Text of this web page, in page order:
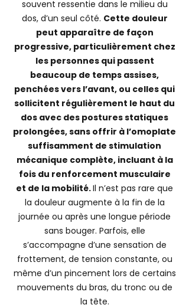
souvent ressentie dans le milieu du
dos, d’un seul côté. Cette douleur
peut apparaître de façon
progressive, particulièrement chez
les personnes qui passent
beaucoup de temps assises,
penchées vers l’avant, ou celles qui
sollicitent régulièrement le haut du
dos avec des postures statiques
prolongées, sans offrir à l’omoplate
suffisamment de stimulation
mécanique complète, incluant à la
fois du renforcement musculaire
et de la mobilité.Il n’est pas rare que
la douleur augmente à la fin de la
journée ou après une longue période
sans bouger. Parfois, elle
s’accompagne d’une sensation de
frottement, de tension constante, ou
même d’un pincement lors de certains
mouvements du bras, du tronc ou de
la tête.